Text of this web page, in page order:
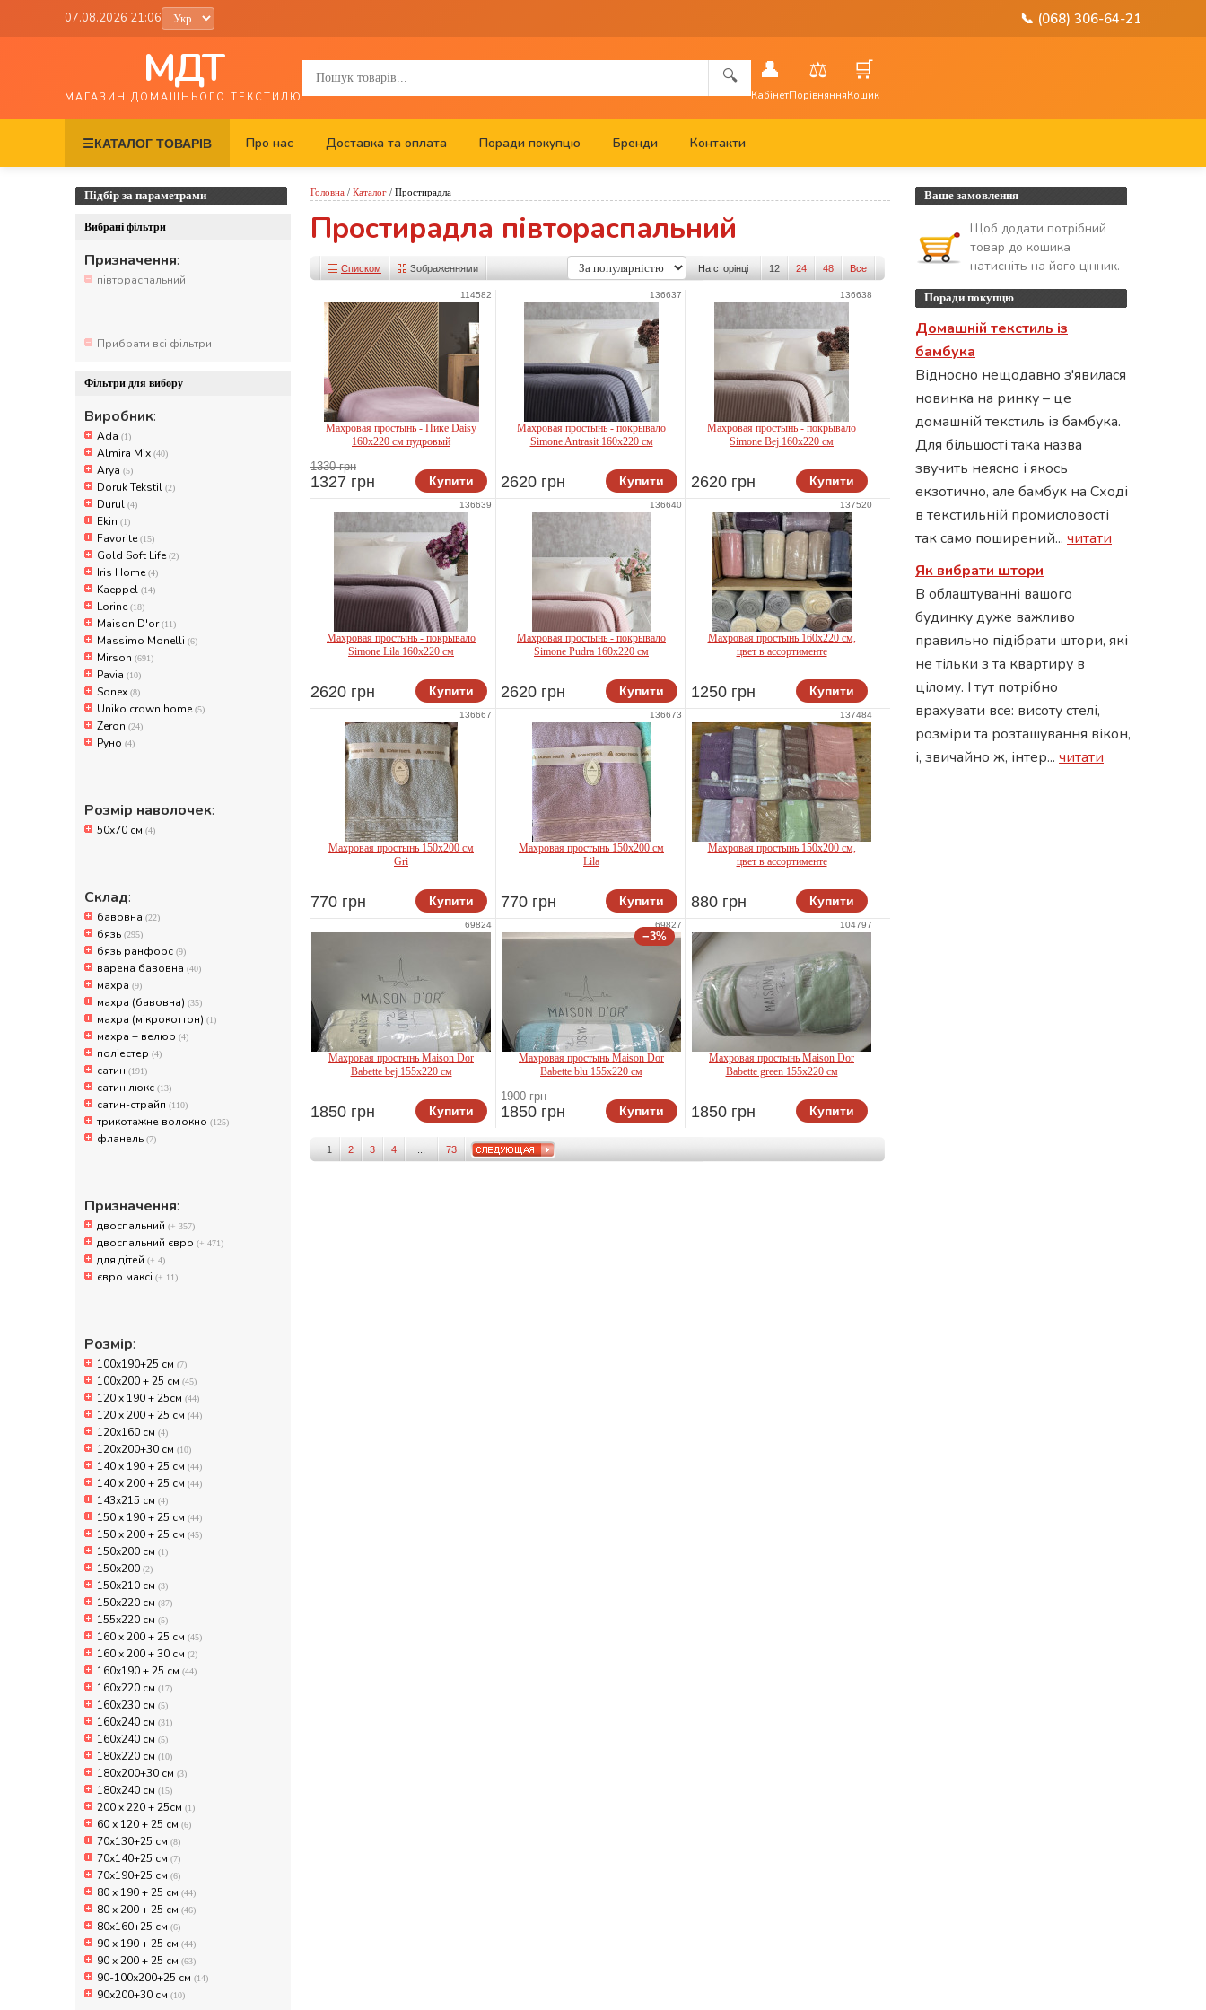
07.08.2026 21:06 📞 (068) 306-64-21
МДТ
МАГАЗИН ДОМАШНЬОГО ТЕКСТИЛЮ
🔍 👤
Кабінет
⚖️
Порівняння
🛒
Кошик
☰КАТАЛОГ ТОВАРІВ Про нас Доставка та оплата Поради покупцю Бренди Контакти
Підбір за параметрами
Вибрані фільтри
Призначення:
півтораспальний
Прибрати всі фільтри
Фільтри для вибору
Виробник:
Ada (1)
Almira Mix (40)
Arya (5)
Doruk Tekstil (2)
Durul (4)
Ekin (1)
Favorite(15)
Gold Soft Life(2)
Iris Home(4)
Kaeppel (14)
Lorine(18)
Maison D'or(11)
Massimo Monelli (6)
Mirson (691)
Pavia (10)
Sonex (8)
Uniko crown home(5)
Zeron (24)
Руно (4)
Розмір наволочек:
50x70 см (4)
Склад:
бавовна (22)
бязь (295)
бязь ранфорс (9)
варена бавовна (40)
махра (9)
махра (бавовна) (35)
махра (мікрокоттон) (1)
махра + велюр (4)
поліестер (4)
сатин (191)
сатин люкс (13)
сатин-страйп (110)
трикотажне волокно (125)
фланель (7)
Призначення:
двоспальний (+ 357)
двоспальний євро (+ 471)
для дітей (+ 4)
євро максі (+ 11)
Розмір:
100x190+25 см (7)
100x200 + 25 см (45)
120 x 190 + 25см (44)
120 x 200 + 25 см (44)
120х160 см (4)
120х200+30 см (10)
140 x 190 + 25 см (44)
140 x 200 + 25 см (44)
143х215 см (4)
150 x 190 + 25 см (44)
150 x 200 + 25 см (45)
150x200 см (1)
150х200 (2)
150х210 см (3)
150х220 см (87)
155x220 см (5)
160 x 200 + 25 см (45)
160 х 200 + 30 см (2)
160x190 + 25 см (44)
160x220 см (17)
160x230 см (5)
160x240 см (31)
160х240 см (5)
180x220 см (10)
180х200+30 см (3)
180х240 см (15)
200 x 220 + 25см (1)
60 х 120 + 25 см (6)
70x130+25 см (8)
70x140+25 см (7)
70x190+25 см (6)
80 x 190 + 25 см (44)
80 x 200 + 25 см (46)
80x160+25 см (6)
90 x 190 + 25 см (44)
90 x 200 + 25 см (63)
90-100х200+25 см (14)
90х200+30 см (10)
Головна / Каталог / Простирадла
Простирадла півтораспальний
На сторінці 12 24 48 Все
Списком Зображеннями
Gold Soft Life
114582
Махровая простынь - Пике Daisy
160х220 см пудровый
1330 грн
1327 грн Купити
Pavia
136637
Махровая простынь - покрывало
Simone Antrasit 160x220 см
2620 грн Купити
Pavia
136638
Махровая простынь - покрывало
Simone Bej 160x220 см
2620 грн Купити
Pavia
136639
Махровая простынь - покрывало
Simone Lila 160x220 см
2620 грн Купити
Pavia
136640
Махровая простынь - покрывало
Simone Pudra 160x220 см
2620 грн Купити
Ada
137520
Махровая простынь 160x220 см,
цвет в ассортименте
1250 грн Купити
Doruk Tekstil
136667
Махровая простынь 150x200 см
Gri
770 грн Купити
Doruk Tekstil
136673
Махровая простынь 150x200 см
Lila
770 грн Купити
137484
Махровая простынь 150x200 см,
цвет в ассортименте
880 грн Купити
69824
Махровая простынь Maison Dor
Babette bej 155x220 см
1850 грн Купити
−3%
69827
Махровая простынь Maison Dor
Babette blu 155x220 см
1900 грн
1850 грн Купити
104797
Махровая простынь Maison Dor
Babette green 155x220 см
1850 грн Купити
1 2 3 4 73
Ваше замовлення
Щоб додати потрібний
товар до кошика
натисніть на його цінник.
Поради покупцю
Домашній текстиль із
бамбука
Відносно нещодавно з'явилася
новинка на ринку – це
домашній текстиль із бамбука.
Для більшості така назва
звучить неясно і якось
екзотично, але бамбук на Сході
в текстильній промисловості
так само поширений... читати
Як вибрати штори
В облаштуванні вашого
будинку дуже важливо
правильно підібрати штори, які
не тільки з та квартиру в
цілому. І тут потрібно
врахувати все: висоту стелі,
розміри та розташування вікон,
і, звичайно ж, інтер... читати